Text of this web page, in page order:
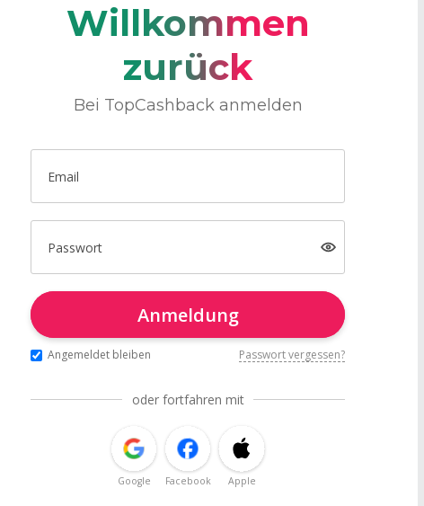
Willkommen
zurück
Bei TopCashback anmelden
Email
Passwort
Anmeldung
Angemeldet bleiben Passwort vergessen?
oder fortfahren mit
Google Facebook Apple